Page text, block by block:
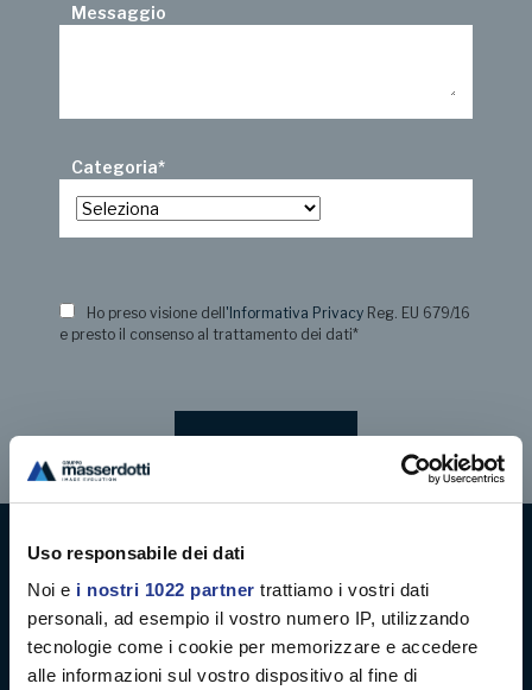
Uso responsabile dei dati
Noi e i nostri 1022 partner trattiamo i vostri dati
personali, ad esempio il vostro numero IP, utilizzando
tecnologie come i cookie per memorizzare e accedere
alle informazioni sul vostro dispositivo al fine di
Messaggio
Categoria*
Ho preso visione dell 'Informativa Privacy Reg. EU 679/16
e presto il consenso al trattamento dei dati*
Digital decoration
Digital signage